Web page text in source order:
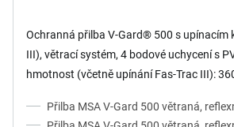
Ochranná přilba V-Gard® 500 s upínacím
III), větrací systém, 4 bodové uchycení s
hmotnost (včetně upínání Fas-Trac III):
Přilba MSA V-Gard 500 větraná,